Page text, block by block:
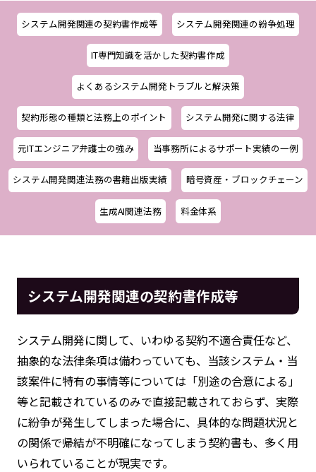
システム開発関連の契約書作成等 システム開発関連の紛争処理
IT専門知識を活かした契約書作成
よくあるシステム開発トラブルと解決策
契約形態の種類と法務上のポイント システム開発に関する法律
元ITエンジニア弁護士の強み 当事務所によるサポート実績の一例
システム開発関連法務の書籍出版実績 暗号資産・ブロックチェーン
生成AI関連法務 料金体系
システム開発関連の契約書作成等
システム開発に関して、いわゆる契約不適合責任など、
抽象的な法律条項は備わっていても、当該システム・当
該案件に特有の事情等については「別途の合意による」
等と記載されているのみで直接記載されておらず、実際
に紛争が発生してしまった場合に、具体的な問題状況と
の関係で帰結が不明確になってしまう契約書も、多く用
いられていることが現実です。